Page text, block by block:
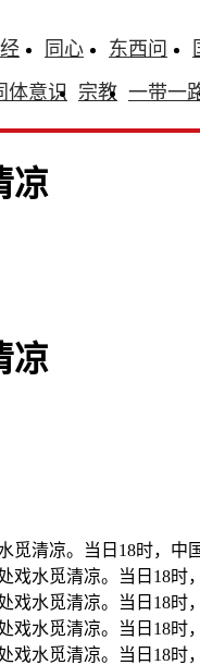
同心 东西问
体意识
宗教 一带一
凉
凉
觅清凉。当日18时，
戏水觅清凉。当日18
戏水觅清凉。当日18
戏水觅清凉。当日18
戏水觅清凉。当日18